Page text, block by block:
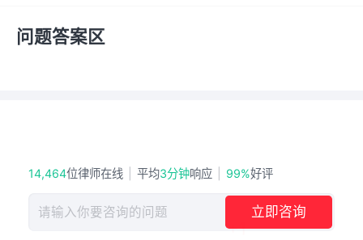
问题答案区
14,464位律师在线 平均3分钟响应 99%好评
请输入你要咨询的问题 立即咨询
+1